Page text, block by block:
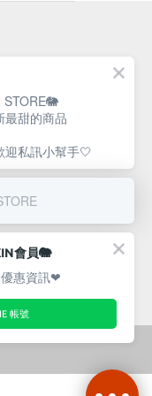
最甜的商品
迎私訊小幫手🤍
會員🐘
惠資訊❤
帳號